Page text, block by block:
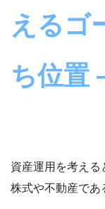
えるゴ
ち位置
資産運用を考える
株式や不動産であ